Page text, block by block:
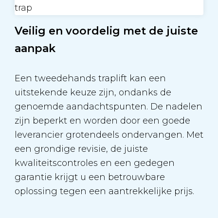
Veilig en voordelig met de juiste
aanpak
Een tweedehands traplift kan een
uitstekende keuze zijn, ondanks de
genoemde aandachtspunten. De nadelen
zijn beperkt en worden door een goede
leverancier grotendeels ondervangen. Met
een grondige revisie, de juiste
kwaliteitscontroles en een gedegen
garantie krijgt u een betrouwbare
oplossing tegen een aantrekkelijke prijs.